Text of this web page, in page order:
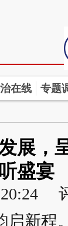
在线 专题
展，
盛宴
启新程